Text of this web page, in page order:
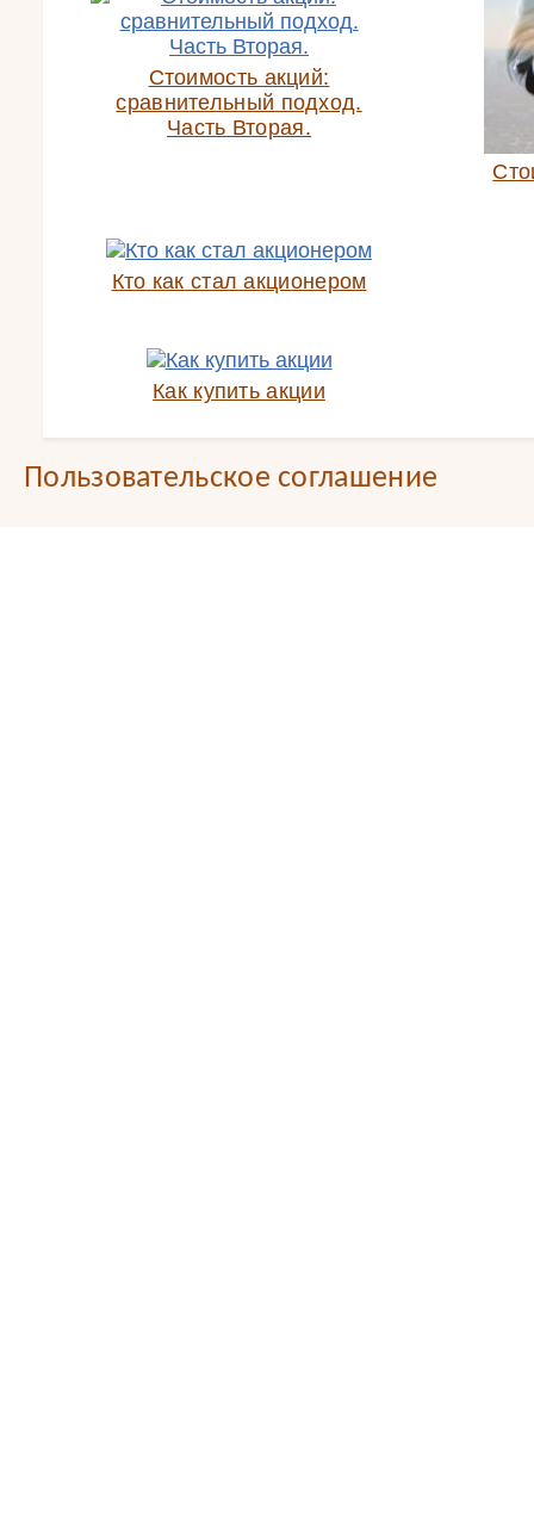
Стоимость акций:
сравнительный подход.
Часть Вторая.
Кто как стал акционером
Как купить акции
Пользовательское соглашение